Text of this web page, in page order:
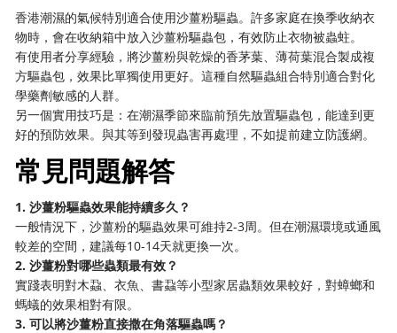
香港潮濕的氣候特別適合使用沙薑粉驅蟲。許多家庭在換季收納衣
物時，會在收納箱中放入沙薑粉驅蟲包，有效防止衣物被蟲蛀。
有使用者分享經驗，將沙薑粉與乾燥的香茅葉、薄荷葉混合製成複
方驅蟲包，效果比單獨使用更好。這種自然驅蟲組合特別適合對化
學藥劑敏感的人群。
另一個實用技巧是：在潮濕季節來臨前預先放置驅蟲包，能達到更
好的預防效果。與其等到發現蟲害再處理，不如提前建立防護網。
常見問題解答
1. 沙薑粉驅蟲效果能持續多久？
一般情況下，沙薑粉的驅蟲效果可維持2-3周。但在潮濕環境或通風
較差的空間，建議每10-14天就更換一次。
2. 沙薑粉對哪些蟲類最有效？
實踐表明對木蝨、衣魚、書蝨等小型家居蟲類效果較好，對蟑螂和
螞蟻的效果相對有限。
3. 可以將沙薑粉直接撒在角落驅蟲嗎？